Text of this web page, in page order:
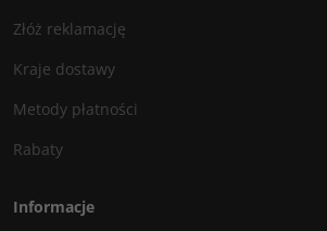
Złóż reklamację
Kraje dostawy
Metody płatności
Rabaty
Informacje